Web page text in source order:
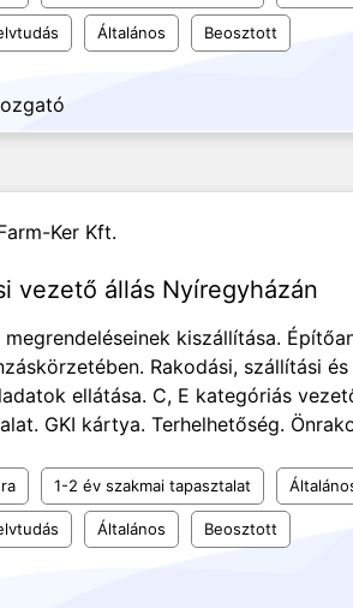
Általános Beosztott
Ker Kft.
vezető állás Nyíregyházán
kiszállítása.
Rakodási, szállítási és
ellátása. C, E kategóriás
GKI kártya. Terhelhetőség.
1-2 év szakmai tapasztalat
Általános Beosztott